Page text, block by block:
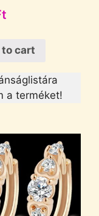
cart
a terméket!